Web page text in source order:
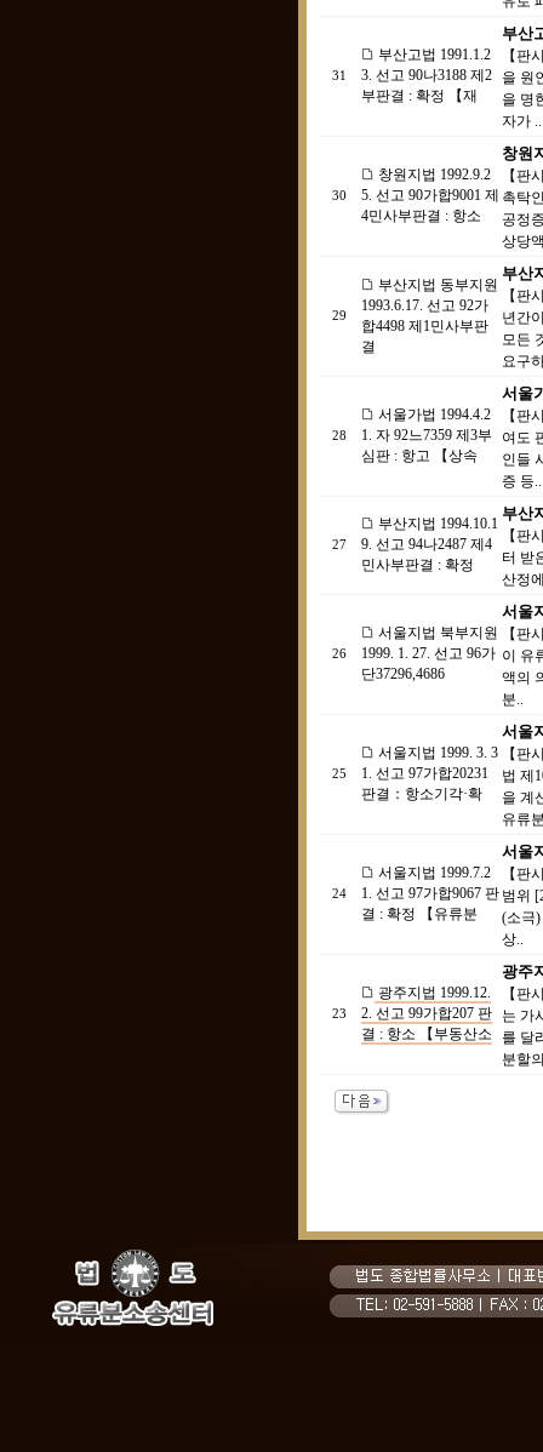
31
부산고법 1991.1.2
3. 선고 90나3188 제2
부판결 : 확정 【재
부산
【판
을 원
을 명
자가 ..
30
창원지법 1992.9.2
5. 선고 90가합9001 제
4민사부판결 : 항소
창원
【판
촉탁
공정
상당
29
부산지법 동부지원
1993.6.17. 선고 92가
합4498 제1민사부판
결
부산
【판
년간
모든
요구
28
서울가법 1994.4.2
1. 자 92느7359 제3부
심판 : 항고 【상속
서울
【판
여도
인들
증 등..
27
부산지법 1994.10.1
9. 선고 94나2487 제4
민사부판결 : 확정
부산
【판
터 받
산정
26
서울지법 북부지원
1999. 1. 27. 선고 96가
단37296,4686
서울
【판
이 유
액의
분..
25
서울지법 1999. 3. 3
1. 선고 97가합20231
판결：항소기각·확
서울
【판
법 제
을 계
유류
24
서울지법 1999.7.2
1. 선고 97가합9067 판
결 : 확정 【유류분
서울
【판
범위
(소극
상..
23
광주지법 1999.12.
2. 선고 99가합207 판
결 : 항소 【부동산소
광주
【판
는 가
를 달
분할